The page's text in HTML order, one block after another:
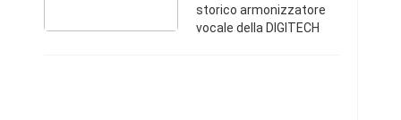
storico armonizzatore
vocale della DIGITECH